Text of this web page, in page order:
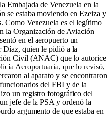
Embajada de Venezuela en la
se estaba moviendo en Ezeiza y
Como Venezuela es el legítimo
la Organización de Aviación
en el aeropuerto un
Díaz, quien le pidió a la
Civil (ANAC) que lo autorice
Aeroportuaria, que lo revisó,
al aparato y se encontraron
del FBI y de la
un registro fotográfico del
jefe de la PSA y ordenó la
argumento de que estaba en